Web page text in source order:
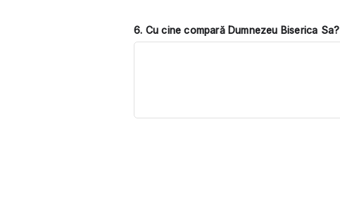
6. Cu cine compară Dumnezeu Biserica Sa?